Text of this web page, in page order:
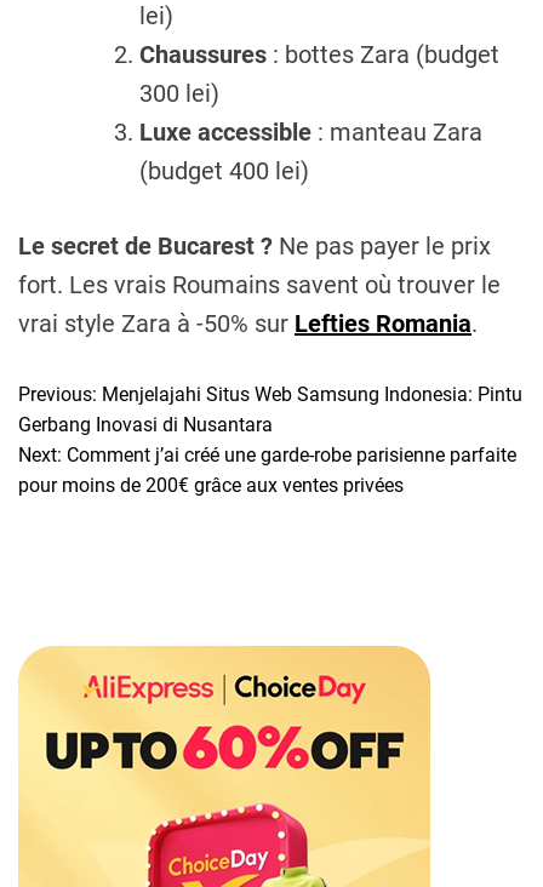
lei)
Chaussures : bottes Zara (budget
300 lei)
Luxe accessible : manteau Zara
(budget 400 lei)
Le secret de Bucarest ? Ne pas payer le prix
fort. Les vrais Roumains savent où trouver le
vrai style Zara à -50% sur Lefties Romania.
P
o
s
v
Previous: Menjelajahi Situs Web Samsung Indonesia: Pintu
Gerbang Inovasi di Nusantara
Next: Comment j’ai créé une garde-robe parisienne parfaite
pour moins de 200€ grâce aux ventes privées